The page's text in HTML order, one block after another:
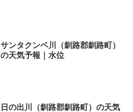
サンタクンベ川（釧路郡釧路町）
の天気予報｜水位
日の出川（釧路郡釧路町）の天気